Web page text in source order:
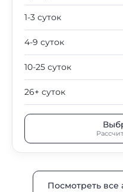
1-3 суток
4-9 суток
10-25 суток
26+ суток
Посмотреть все